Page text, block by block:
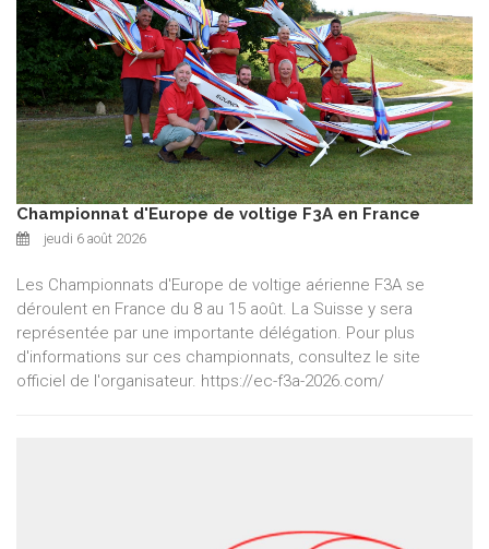
Championnat d'Europe de voltige F3A en France
jeudi 6 août 2026
Les Championnats d'Europe de voltige aérienne F3A se
déroulent en France du 8 au 15 août. La Suisse y sera
représentée par une importante délégation. Pour plus
d'informations sur ces championnats, consultez le site
officiel de l'organisateur. https://ec-f3a-2026.com/